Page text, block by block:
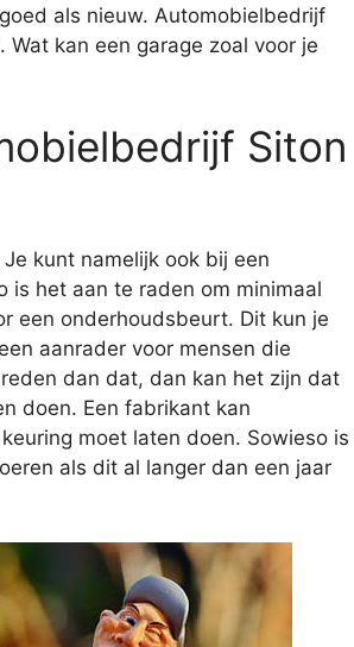
als nieuw. Automobielbedrijf
Wat kan een garage zoal voor je
Siton
kunt namelijk ook bij een
is het aan te raden om minimaal
een onderhoudsbeurt. Dit kun je
aanrader voor mensen die
dan dat, dan kan het zijn dat
doen. Een fabrikant kan
moet laten doen. Sowieso is
als dit al langer dan een jaar